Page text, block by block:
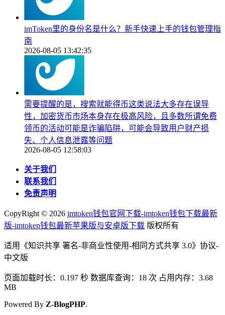
imToken里的身份名是什么？新手快速上手的钱包管理指
南
2026-08-05 13:42:35
需要提醒的是，搜索就能得币这类说法大多存在误导
性，加密货币市场本身存在极高风险，且多数所谓免费
领币的活动可能是诈骗陷阱，可能会导致用户财产损
失、个人信息泄露等问题
2026-08-05 12:58:03
关于我们
联系我们
免责声明
CopyRight © 2026 imtoken钱包官网下载-imtoken钱包下载最新
版-imtoken钱包最新苹果版与安卓版下载 版权所有
适用《知识共享 署名-非商业性使用-相同方式共享 3.0》协议-
中文版
页面加载时长：0.197 秒 数据库查询：18 次 占用内存：3.68
MB
Powered By Z-BlogPHP.